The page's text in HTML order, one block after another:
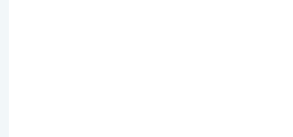
vanvittige verden. . . mandag den 20. juli